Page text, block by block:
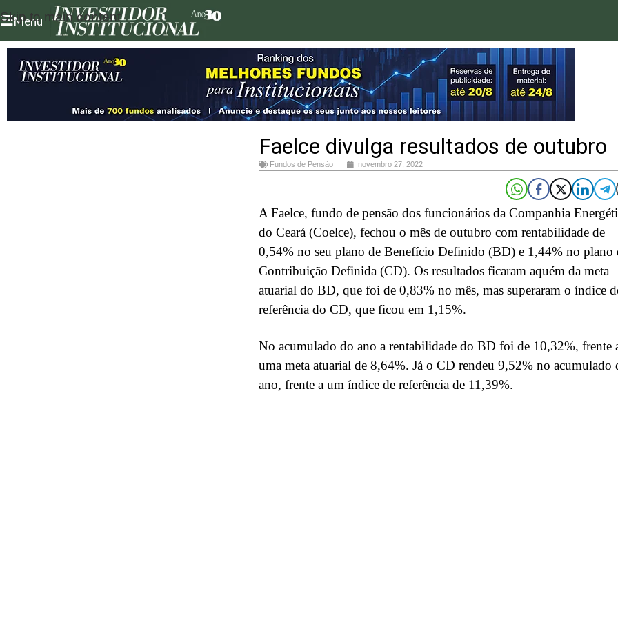
Skip to main content
Menu
Faelce divulga resultados de outubro
Fundos de Pensão novembro 27, 2022
A Faelce, fundo de pensão dos funcionários da Companhia
do Ceará (Coelce), fechou o mês de outubro com rentabilidade de
0,54% no seu plano de Benefício Definido (BD) e 1,44% no plano
Contribuição Definida (CD). Os resultados ficaram aquém da meta
atuarial do BD, que foi de 0,83% no mês, mas superaram o índice
referência do CD, que ficou em 1,15%.
No acumulado do ano a rentabilidade do BD foi de 10,32%, frente
uma meta atuarial de 8,64%. Já o CD rendeu 9,52% no acumulado
ano, frente a um índice de referência de 11,39%.